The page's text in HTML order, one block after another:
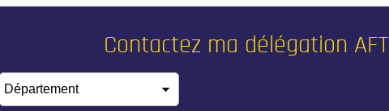
Contactez ma délégation AFT
Département